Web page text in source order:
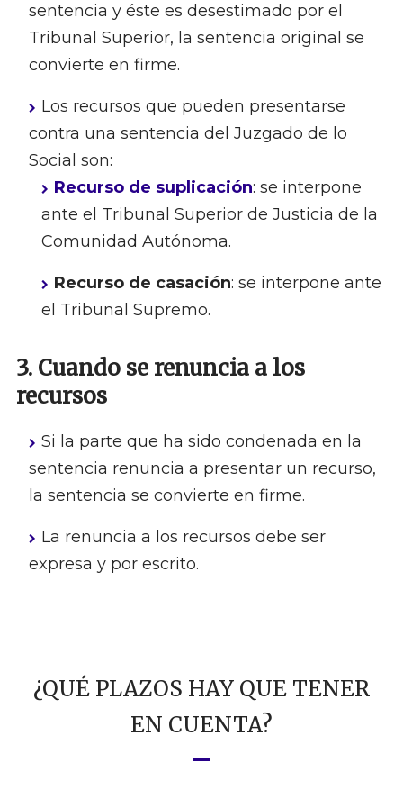
sentencia y éste es desestimado por el
Tribunal Superior, la sentencia original se
convierte en firme.
Los recursos que pueden presentarse
contra una sentencia del Juzgado de lo
Social son:
Recurso de suplicación: se interpone
ante el Tribunal Superior de Justicia de la
Comunidad Autónoma.
Recurso de casación: se interpone ante
el Tribunal Supremo.
3. Cuando se renuncia a los
recursos
Si la parte que ha sido condenada en la
sentencia renuncia a presentar un recurso,
la sentencia se convierte en firme.
La renuncia a los recursos debe ser
expresa y por escrito.
¿QUÉ PLAZOS HAY QUE TENER
EN CUENTA?